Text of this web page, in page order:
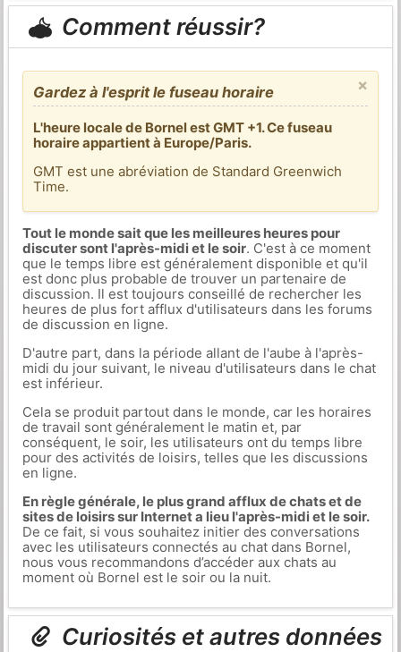
Comment réussir?
×
Gardez à l'esprit le fuseau horaire
L'heure locale de Bornel est GMT +1. Ce fuseau
horaire appartient à Europe/Paris.
GMT est une abréviation de Standard Greenwich
Time.
Tout le monde sait que les meilleures heures pour
discuter sont l'après-midi et le soir. C'est à ce moment
que le temps libre est généralement disponible et qu'il
est donc plus probable de trouver un partenaire de
discussion. Il est toujours conseillé de rechercher les
heures de plus fort afflux d'utilisateurs dans les forums
de discussion en ligne.
D'autre part, dans la période allant de l'aube à l'après-
midi du jour suivant, le niveau d'utilisateurs dans le chat
est inférieur.
Cela se produit partout dans le monde, car les horaires
de travail sont généralement le matin et, par
conséquent, le soir, les utilisateurs ont du temps libre
pour des activités de loisirs, telles que les discussions
en ligne.
En règle générale, le plus grand afflux de chats et de
sites de loisirs sur Internet a lieu l'après-midi et le soir.
De ce fait, si vous souhaitez initier des conversations
avec les utilisateurs connectés au chat dans Bornel,
nous vous recommandons d’accéder aux chats au
moment où Bornel est le soir ou la nuit.
Curiosités et autres données